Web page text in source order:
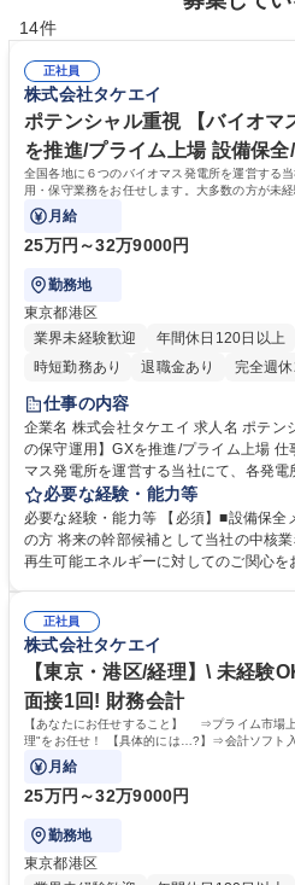
14件
正社員
株式会社タケエイ
ポテンシャル重視 【バイオマ
を推進/プライム上場 設備保
全国各地に６つのバイオマス発電所を運営する
用・保守業務をお任せします。大多数の方が未
ーします。
月給
25万円～32万9000円
勤務地
東京都港区
業界未経験歓迎
年間休日120日以上
時短勤務あり
退職金あり 完全週休
仕事の内容
企業名 株式会社タケエイ 求人名 ポテンシャル重視◎【バイオマス発電所
の保守運用】GXを推進/プライム上場 仕事の内容 全国各地に６つのバイオ
マス発電所を運営する当社にて、各発
業務をお任せします。大多数の方が未経
フォローします。 ■会議体の運営、参加■各発電所の連携をとるための各
種データ整理（発電量、燃料使用料等
有 ※月に2~3回程度、東北地方に出張が
イオマス発電所運営に伴う付帯業務 募集職種 ポテンシャル重視◎【バイ
オマス発電所の保守運用】GXを推進/プ
必要な経験・能力等
必要な経験・能力等 【必須】■設備保全
の方 将来の幹部候補として当社の中核
再生可能エネルギーに対してのご関心をお持
働くことができます【当社について】「
連事業や再生可能エネルギー事業にも注
当社とリバーHDは経営統合をし、TRE
ライム市場上場)の完全子会社となりました。 学歴・資格 学歴：大
学 高専 短大 専修学校 高校 語学力： 資格
正社員
株式会社タケエイ
【東京・港区/経理】\ 未経験
面接1回! 財務会計
【あなたにお任せすること】 ⇒プライム市場
理"をお任せ！ 【具体的には…?】⇒会計ソフト
月給
25万円～32万9000円
勤務地
東京都港区